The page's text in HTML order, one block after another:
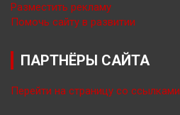
Разместить рекламу
Помочь сайту в развитии
ПАРТНЁРЫ САЙТА
Перейти на страницу со ссылками